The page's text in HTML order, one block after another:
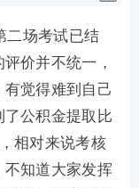
二场考试已结
价并不统一，
觉得难到自己
了公积金提取比
，相对来说考核
不知道大家发挥